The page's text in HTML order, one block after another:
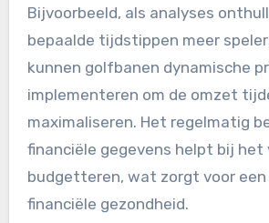
Bijvoorbeeld, als analyses
bepaalde tijdstippen meer
kunnen golfbanen dynamische
implementeren om de omzet
maximaliseren. Het regelmatig
financiële gegevens helpt bij het
budgetteren, wat zorgt voor een
financiële gezondheid.